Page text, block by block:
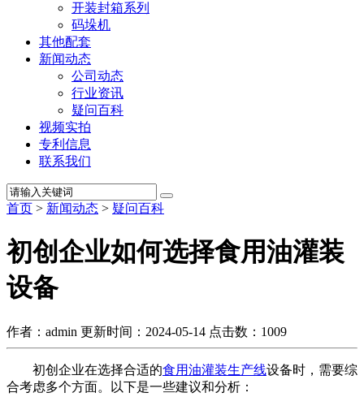
开装封箱系列
码垛机
其他配套
新闻动态
公司动态
行业资讯
疑问百科
视频实拍
专利信息
联系我们
首页 > 新闻动态 > 疑问百科
初创企业如何选择食用油灌装
设备
作者：admin 更新时间：2024-05-14 点击数： 1009
初创企业在选择合适的食用油灌装生产线设备时，需要综
合考虑多个方面。以下是一些建议和分析：